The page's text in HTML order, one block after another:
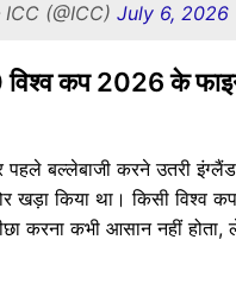
(@ICC) July 6, 2026
विश्व कप 2026 के
पहले बल्लेबाजी करने उतरी
खड़ा किया था। किसी विश्व
करना कभी आसान नहीं